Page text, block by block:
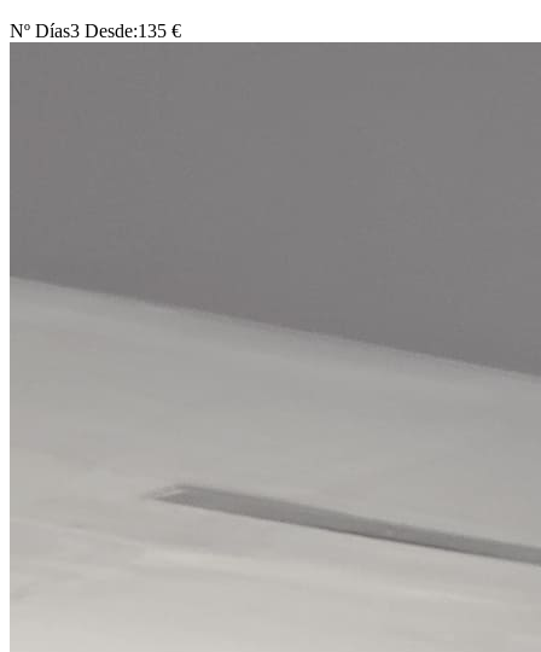
Nº Días3 Desde:135 €